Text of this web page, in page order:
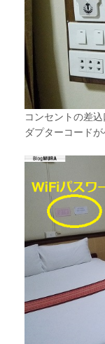
コンセントの差
ダプターコードが